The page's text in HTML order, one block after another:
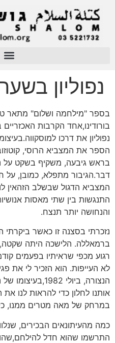
נפוליון
בספר "מילחמה ושלום" מתאר
בורודינו,אחד הקרבות
נפוליון את דרכו
הספר את המצביא הרוסי,
בראש גיבעה, משקיף בשקט על
דבר.הגיבור מתפלא, כמובן, על
המצביא הדגול שבשלב הזהאין
התנגשות בין שתי מאסות
והנחושה יותר תנצח.
נזכרתי בסצנה זו כאשר
ברמאללה. הלישכה היתה
רגוע מכפי שראיתיו בפעמים
לא העייפות. הוא הזכיר לי את
הנצורה, ביולי
אותנו לחלון כדי להראות לנו
במרחק של מאה מטרים ממנו,
כמה מהעיתונאים הבכירים,
התרשמו שהוא חדל